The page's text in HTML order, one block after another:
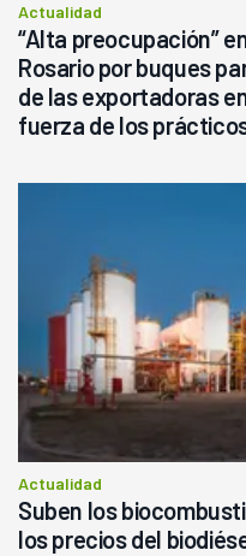
Actualidad
“Alta preocupación”
Rosario por buques
de las exportadoras
fuerza de los
Actualidad
Suben los
los precios del